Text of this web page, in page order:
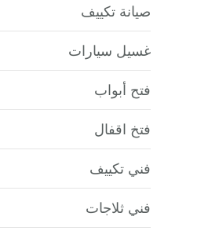
صيانة تكييف
غسيل سيارات
فتح أبواب
فتخ اقفال
فني تكييف
فني ثلاجات